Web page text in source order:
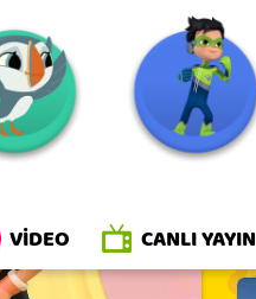
VİDEO CANLI YAYIN